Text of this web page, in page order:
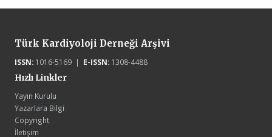
Türk Kardiyoloji Derneği Arşivi
ISSN:1016-5169 | E-ISSN:1308-4488
Hızlı Linkler
Yayın Kurulu
Yazarlara Bilgi
Copyright
İletişim